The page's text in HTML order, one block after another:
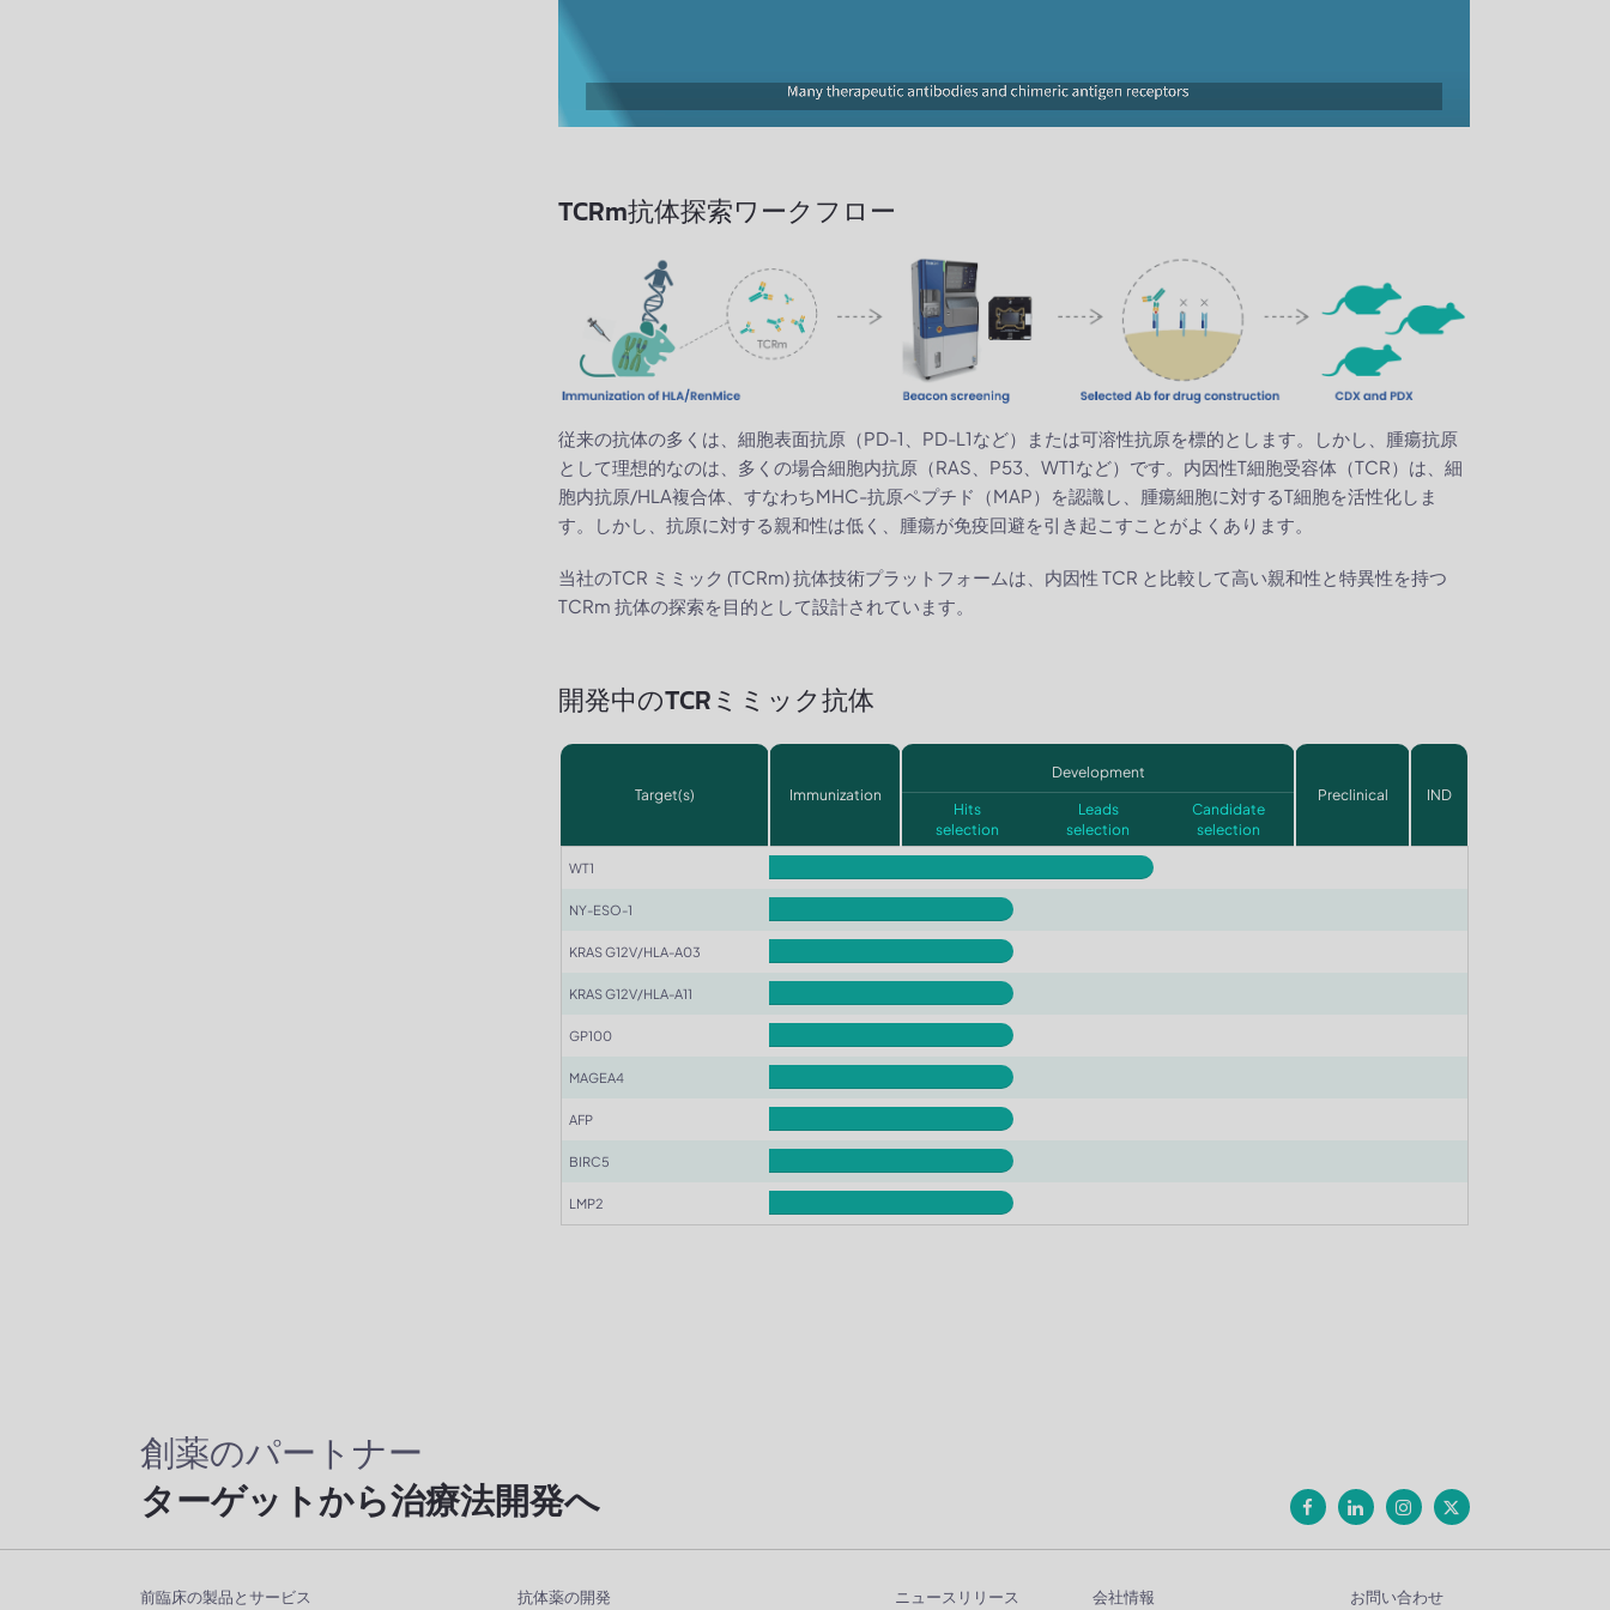
TCRm抗体探索ワークフロー
従来の抗体の多くは、細胞表面抗原（PD-1、PD-L1など）または可溶性抗原を標的とします。しかし、腫瘍抗原
として理想的なのは、多くの場合細胞内抗原（RAS、P53、WT1など）です。内因性T細胞受容体（TCR）は、細
胞内抗原/HLA複合体、すなわちMHC-抗原ペプチド（MAP）を認識し、腫瘍細胞に対するT細胞を活性化しま
す。しかし、抗原に対する親和性は低く、腫瘍が免疫回避を引き起こすことがよくあります。
当社のTCR ミミック (TCRm) 抗体技術プラットフォームは、内因性 TCR と比較して高い親和性と特異性を持つ
TCRm 抗体の探索を目的として設計されています。
開発中のTCRミミック抗体
Target(s) Immunization
Development
Hits
selection
Leads
selection
Candidate
selection
Preclinical IND
WT1
NY-ESO-1
KRAS G12V/HLA-A03
KRAS G12V/HLA-A11
GP100
MAGEA4
AFP
BIRC5
LMP2
創薬のパートナー
ターゲットから治療法開発へ
前臨床の製品とサービス 抗体薬の開発 ニュースリリース 会社情報 お問い合わせ